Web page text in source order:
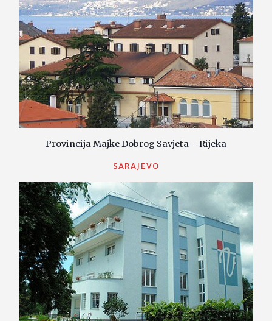
Provincija Majke Dobrog Savjeta – Rijeka
SARAJEVO